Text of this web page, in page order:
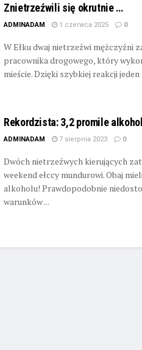
Znietrzeźwili się okrutnie …
ADMINADAM 1 czerwca 2025 0
W Ełku dwaj nietrzeźwi mężczyźni
pracownika drogowego, który
mieście. Dzięki szybkiej reakcji
Rekordzista: 3,2 promile
ADMINADAM 7 sierpnia 2023 0
Dwóch nietrzeźwych kierujących
weekend ełccy mundurowi. Obaj
alkoholu! Prawdopodobnie
warunków ...